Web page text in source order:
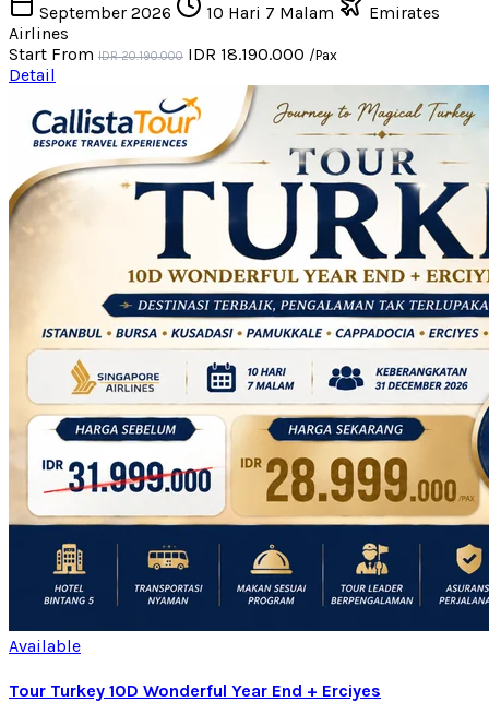
September 2026 10 Hari 7 Malam
Emirates
Airlines
Start From IDR 20.190.000 IDR 18.190.000 /Pax
Detail
Available
Tour Turkey 10D Wonderful Year End + Erciyes